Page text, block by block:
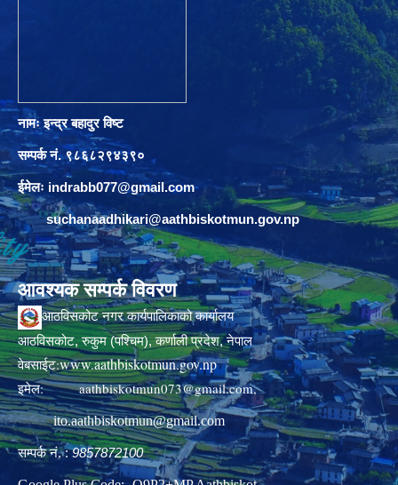
नामः इन्द्र बहादुर विष्ट
सम्पर्क नं. ९८६८२९४३९०
ईमेलः indrabb077@gmail.com
suchanaadhikari@aathbiskotmun.gov.np
आवश्यक सम्पर्क विवरण
आठविसकोट नगर कार्यपालिकाको कार्यालय
आठविसकोट, रुकुम (पश्चिम), कर्णाली प्रदेश, नेपाल
वेबसाईट:www.aathbiskotmun.gov.np
इमेल:aathbiskotmun073@gmail.com,
ito.aathbiskotmun@gmail.com
सम्पर्क नं. :9857872100